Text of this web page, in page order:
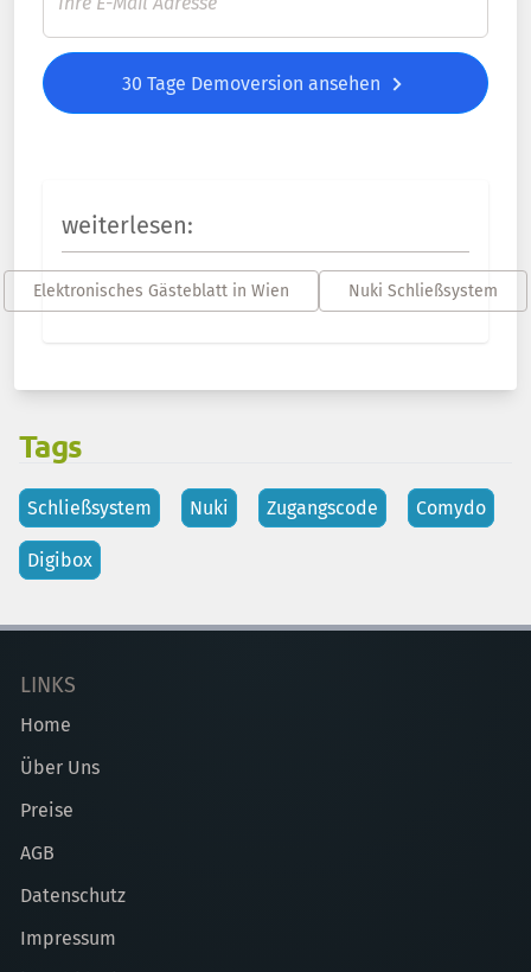
30 Tage Demoversion ansehen
weiterlesen:
Elektronisches Gästeblatt in Wien Nuki Schließsystem
Tags
Schließsystem Nuki Zugangscode Comydo
Digibox
LINKS
Home
Über Uns
Preise
AGB
Datenschutz
Impressum